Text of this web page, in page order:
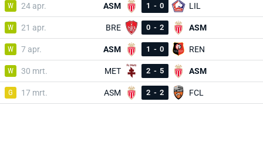
W 24 apr. ASM 1 - 0 LIL
W 21 apr. BRE 0 - 2 ASM
W 7 apr. ASM 1 - 0 REN
W 30 mrt. MET 2 - 5 ASM
G 17 mrt. ASM 2 - 2 FCL